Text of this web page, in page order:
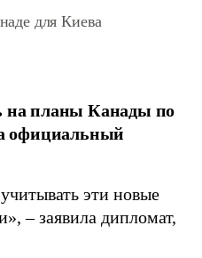
для Киева
на планы Канады по
официальный
эти новые
– заявила дипломат,